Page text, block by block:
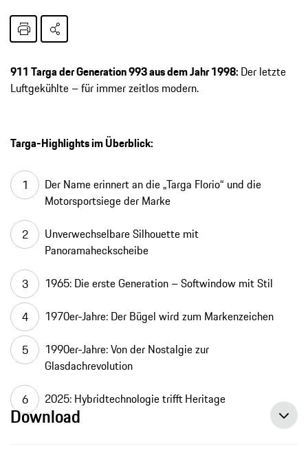
911 Targa der Generation 993 aus dem Jahr 1998: Der letzte
Luftgekühlte – für immer zeitlos modern.
Targa-Highlights im Überblick:
Der Name erinnert an die „Targa Florio“ und die
Motorsportsiege der Marke
Unverwechselbare Silhouette mit
Panoramaheckscheibe
1965: Die erste Generation – Softwindow mit Stil
1970er-Jahre: Der Bügel wird zum Markenzeichen
1990er-Jahre: Von der Nostalgie zur
Glasdachrevolution
2025: Hybridtechnologie trifft Heritage
Download